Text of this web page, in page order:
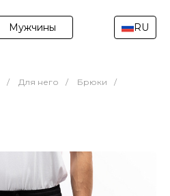
Мужчины RU
/ Для него / Брюки
/